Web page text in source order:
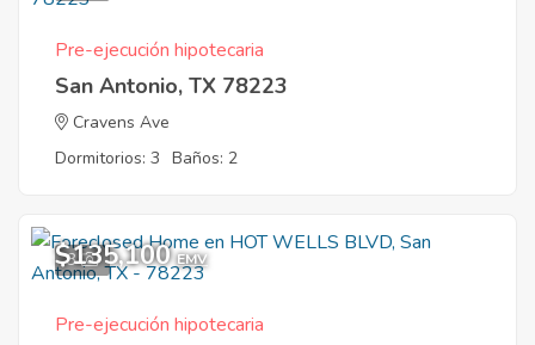
Pre-ejecución hipotecaria
San Antonio, TX 78223
Cravens Ave
Dormitorios: 3 Baños: 2
3
$135,100 EMV
Pre-ejecución hipotecaria